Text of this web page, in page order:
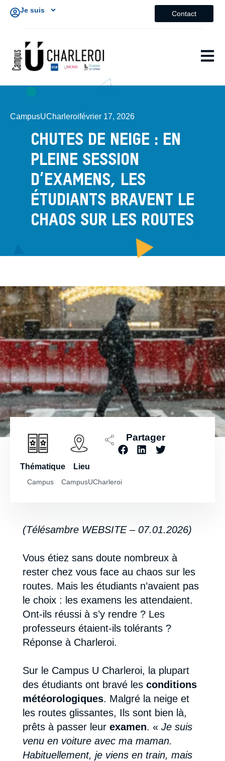
Je suis Contact
CampusUCharleroifévrier 17, 2026
CHUTES DE NEIGE : EN
PLEINE SESSION
D’EXAMENS, LES
ÉTUDIANTS BRAVENT LE
CHAOS SUR LES ROUTES
Thématique
Campus
Lieu
CampusUCharleroi
Partager
(Télésambre WEBSITE – 07.01.2026)
Vous étiez sans doute nombreux à
rester chez vous face au chaos sur les
routes. Mais les étudiants n’avaient pas
le choix : les examens les attendaient.
Ont-ils réussi à s’y rendre ? Les
professeurs étaient-ils tolérants ?
Réponse à Charleroi.
Sur le Campus U Charleroi, la plupart
des étudiants ont bravé les conditions
météorologiques. Malgré la neige et
les routes glissantes, Ils sont bien là,
prêts à passer leur examen. « Je suis
venu en voiture avec ma maman.
Habituellement, je viens en train, mais